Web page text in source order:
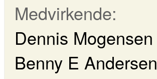
Medvirkende:
Dennis Mogensen
Benny E Andersen